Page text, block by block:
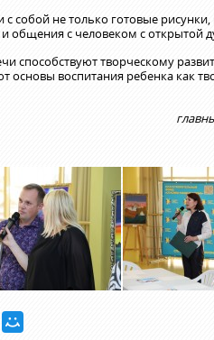
с собой не только готовые
и общения с человеком с
способствуют творческому
основы воспитания ребенка как